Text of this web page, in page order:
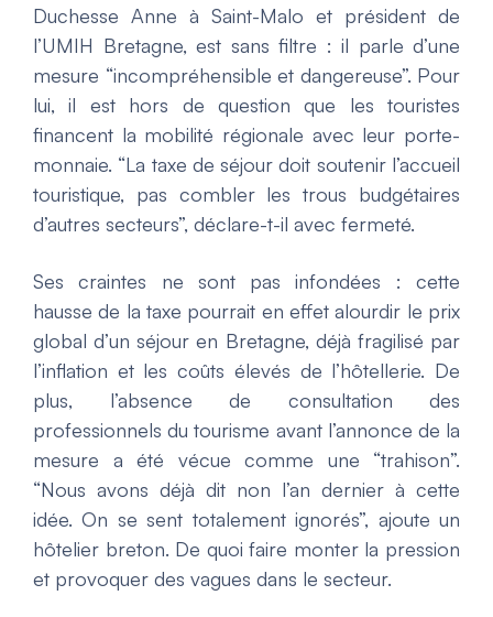
Duchesse Anne à Saint-Malo et président de
l’UMIH Bretagne, est sans filtre : il parle d’une
mesure “incompréhensible et dangereuse”. Pour
lui, il est hors de question que les touristes
financent la mobilité régionale avec leur porte-
monnaie. “La taxe de séjour doit soutenir l’accueil
touristique, pas combler les trous budgétaires
d’autres secteurs”, déclare-t-il avec fermeté.
Ses craintes ne sont pas infondées : cette
hausse de la taxe pourrait en effet alourdir le prix
global d’un séjour en Bretagne, déjà fragilisé par
l’inflation et les coûts élevés de l’hôtellerie. De
plus, l’absence de consultation des
professionnels du tourisme avant l’annonce de la
mesure a été vécue comme une “trahison”.
“Nous avons déjà dit non l’an dernier à cette
idée. On se sent totalement ignorés”, ajoute un
hôtelier breton. De quoi faire monter la pression
et provoquer des vagues dans le secteur.